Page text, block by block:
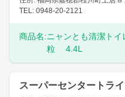
TEL: 0948-20-2121
商品名:ニャンとも清潔ト
粒 4.4L
スーパーセンタートラ